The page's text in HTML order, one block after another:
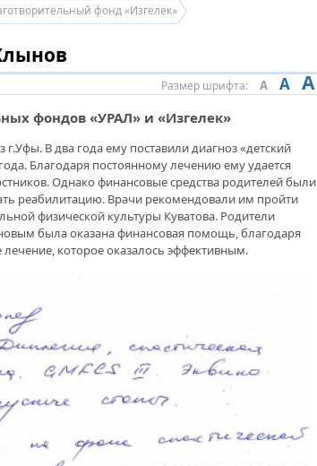
ПОМОЩИ РАСШИРЯЕТ
ВОЗМОЖНОСТИ ЛЕЧЕНИЯ
ДИАГНОЗ НЕ ПРИГОВОР. В ЛЕЧЕНИЕ
НУЖНО ВЕРИТЬ И НЕ ОТКЛАДЫВАТЬ
«НАМ ДОРОГИ ЭТИ ПОЗАБЫТЬ
НЕЛЬЗЯ». В РЕСПУБЛИКАНСКОМ
ГОСПИТАЛЕ ВЕТЕРАНОВ ВОЙН
ПОЗДРАВИЛИ ФРОНТОВИКОВ И
ТРУЖЕНИКОВ ТЫЛА
ЛАБОРАТОРИЯ СЦИНТИГРАФИИ:
ПРОДОЛЖАЕТ РАСШИРЯТЬ
фонд «Изгелек»
Размер шрифта: A A A
фондов «УРАЛ» и «Изгелек»
В два года ему поставили диагноз «детский
Благодаря постоянному лечению ему удается
Однако финансовые средства родителей были
реабилитацию. Врачи рекомендовали им пройти
физической культуры Куватова. Родители
была оказана финансовая помощь, благодаря
которое оказалось эффективным.